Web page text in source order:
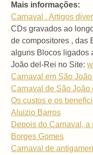
Mais informações:
Carnaval . Artigos
CDs gravados ao
de compositores , das
alguns Blocos ligados
João del-Rei no Site:
Carnaval em São
Carnaval de São João
Os custos e os
Aluizio Barros
Depois do Carnaval,
Borges Gomes
Carnaval de